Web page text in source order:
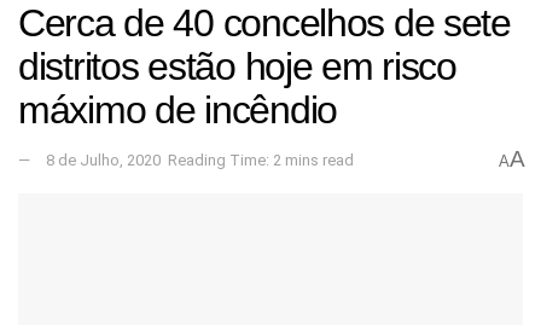
Cerca de 40 concelhos de sete
distritos estão hoje em risco
máximo de incêndio
8 de Julho, 2020 Reading Time: 2 mins read AA